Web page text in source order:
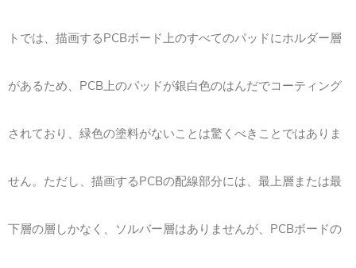
トでは、描画するPCBボード上のすべてのパッドにホルダー層
があるため、PCB上のパッドが銀白色のはんだでコーティング
されており、緑色の塗料がないことは驚くべきことではありま
せん。ただし、描画するPCBの配線部分には、最上層または最
下層の層しかなく、ソルバー層はありませんが、PCBボードの